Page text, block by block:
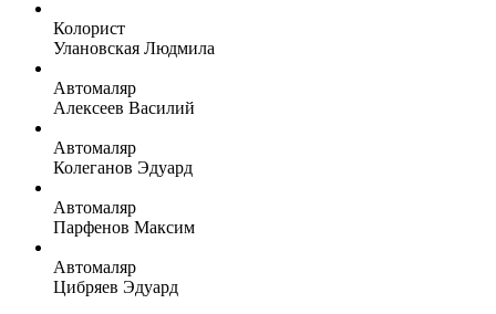
Колорист
Улановская Людмила
Автомаляр
Алексеев Василий
Автомаляр
Колеганов Эдуард
Автомаляр
Парфенов Максим
Автомаляр
Цибряев Эдуард